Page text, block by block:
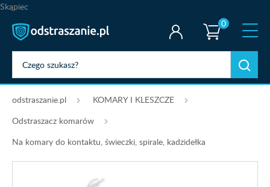
Skąpiec
0
odstraszanie.pl
KOMARY I KLESZCZE
Odstraszacz komarów
Na komary do kontaktu, świeczki, spirale, kadzidełka